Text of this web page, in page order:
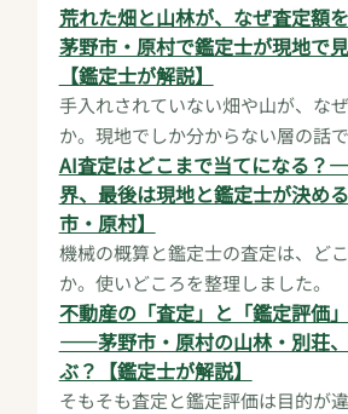
荒れた畑と山林が、なぜ査定
茅野市・原村で鑑定士が現地で
【鑑定士が解説】
手入れされていない畑や山が、な
か。現地でしか分からない層の話で
AI査定はどこまで当てになる
界、最後は現地と鑑定士が決め
市・原村】
機械の概算と鑑定士の査定は、ど
か。使いどころを整理しました。
不動産の「査定」と「鑑定評価
——茅野市・原村の山林・別荘
ぶ？【鑑定士が解説】
そもそも査定と鑑定評価は目的が